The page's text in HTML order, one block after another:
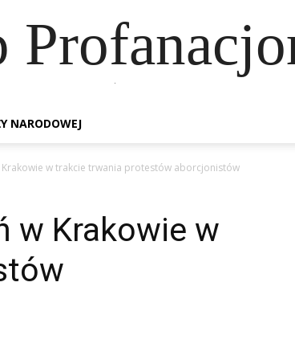
NARODOWEJ
Krakowie w trakcie trwania protestów aborcjonistów
w Krakowie w